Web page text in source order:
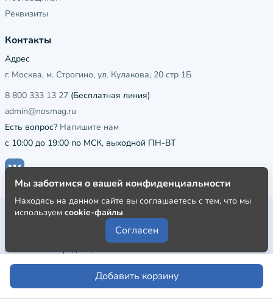
Добавить корзину
Реквизиты
Контакты
Адрес
г. Москва, м. Строгино, ул. Кулакова, 20 стр 1Б
8 800 333 13 27 (Бесплатная линия)
admin@nosmag.ru
Есть вопрос? Напишите нам
с 10:00 до 19:00 по МСК, выходной ПН-ВТ
Публичная оферта
Пользовательское соглашение
Политика конфиденциальности
Мы заботимся о вашей конфиденциальности
Находясь на данном сайте вы соглашаетесь с тем, что мы
используем cookie-файлы
Согласен